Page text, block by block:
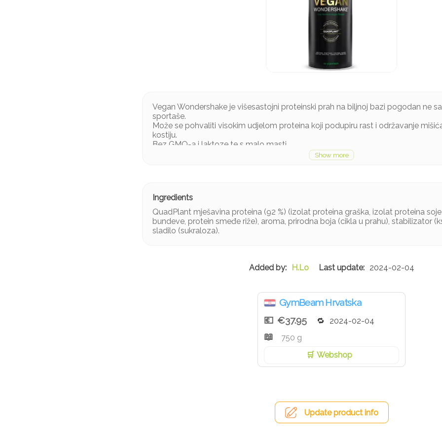
Vegan Wondershake je višesastojni proteinski prah na biljnoj bazi pogodan ne
sportaše.
Može se pohvaliti visokim udjelom proteina koji podupiru rast i održavanje
kostiju.
Bez GMO-a i laktoze te s malo masti.
Osim toga, iako je bez šećera, zadržava odličan okus.
QuadPlant mješavina proteina (92 %) (izolat proteina graška, izolat proteina
bundeve, protein smeđe riže), aroma, prirodna boja (cikla u prahu), stabilizator
sladilo (sukraloza).
H.Lo 2024-02-04
GymBeam Hrvatska
€37.95
2024-02-04
750 g
Webshop
Update product info